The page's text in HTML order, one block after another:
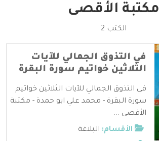
مكتبة الأقصى
الكتب 2
في التذوق الجمالي للآيات
الثلاثين خواتيم سورة البقرة
في التذوق الجمالي للآيات الثلاثين خواتيم
سورة البقرة - محمد علي ابو حمدة - مكتبة
الأقصى ...
الأقسام: البلاغة